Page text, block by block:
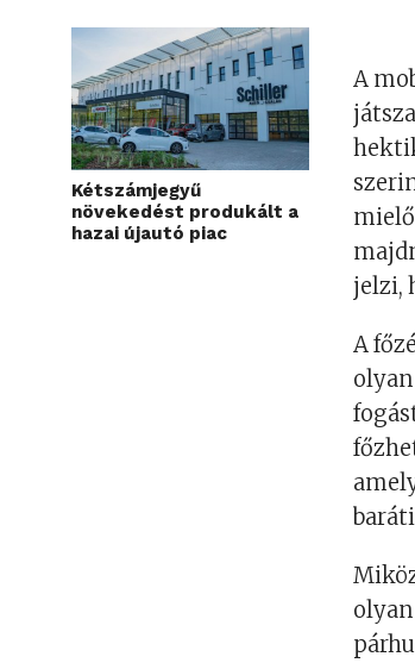
Kétszámjegyű
növekedést produkált a
hazai újautó piac
A
jelzi,
A